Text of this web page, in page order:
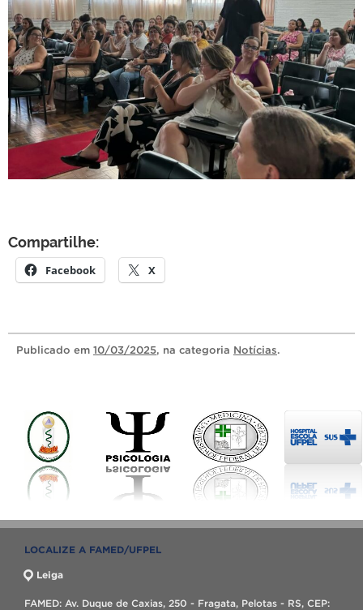
Compartilhe:
Facebook X
Publicado em 10/03/2025, na categoria Notícias.
LOCALIZE A FAMED/UFPEL
Leiga
FAMED: Av. Duque de Caxias, 250 - Fragata, Pelotas - RS, CEP: